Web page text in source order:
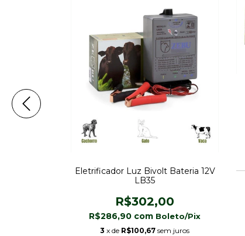
Eletrificador Luz Bivolt Bateria 12V
LB35
R$302,00
R$286,90 com
3 x de R$100,67 sem juros